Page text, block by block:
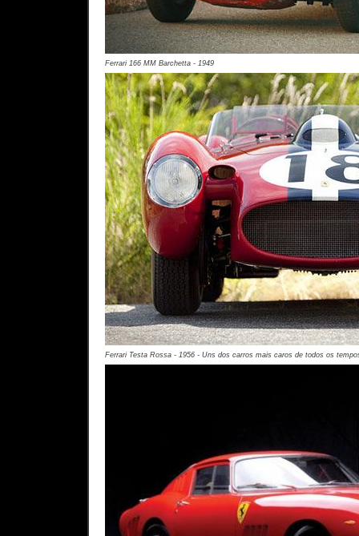
Ferrari 166 MM Barchetta - 1949
Ferrari Testa Rossa - 1956 - Uns dos carros mais caros de todos os